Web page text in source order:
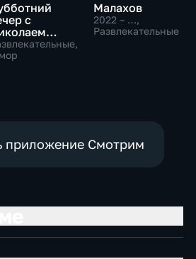
с
Малахов
2022 – …,
Развлекательные
приложение Смотрим